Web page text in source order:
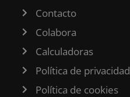
Contacto
Colabora
Calculadoras
Política de privacidad
Política de cookies